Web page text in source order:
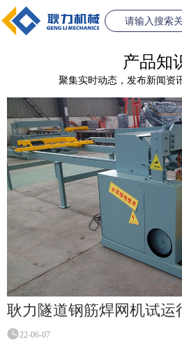
桥梁设备
GL1500-2500数控钢筋笼滚焊机
查看更多
产品中心
案例中心
联系我们
新闻资讯
公司简介
产品知
聚集实时动态，发布新闻资
耿力隧道钢筋焊网机试运
22-06-07